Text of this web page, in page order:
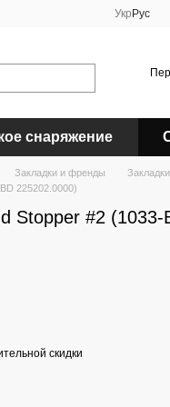
Укр Рус
снаряжение
Закладки и френды
225202.0000)
Stopper #2 (1033-
скидки